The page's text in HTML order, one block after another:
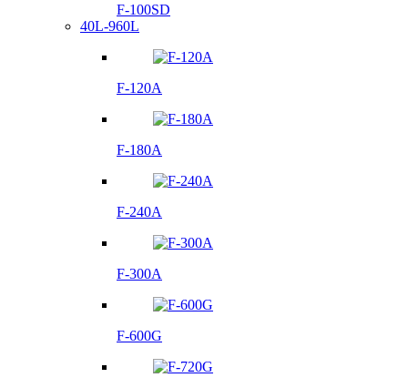
F-100SD
40L-960L
F-120A
F-180A
F-240A
F-300A
F-600G